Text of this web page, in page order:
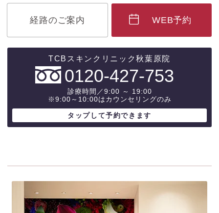
経路のご案内 WEB予約
0120-427-753
診療時間／9:00 ～ 19:00
※9:00～10:00はカウンセリングのみ